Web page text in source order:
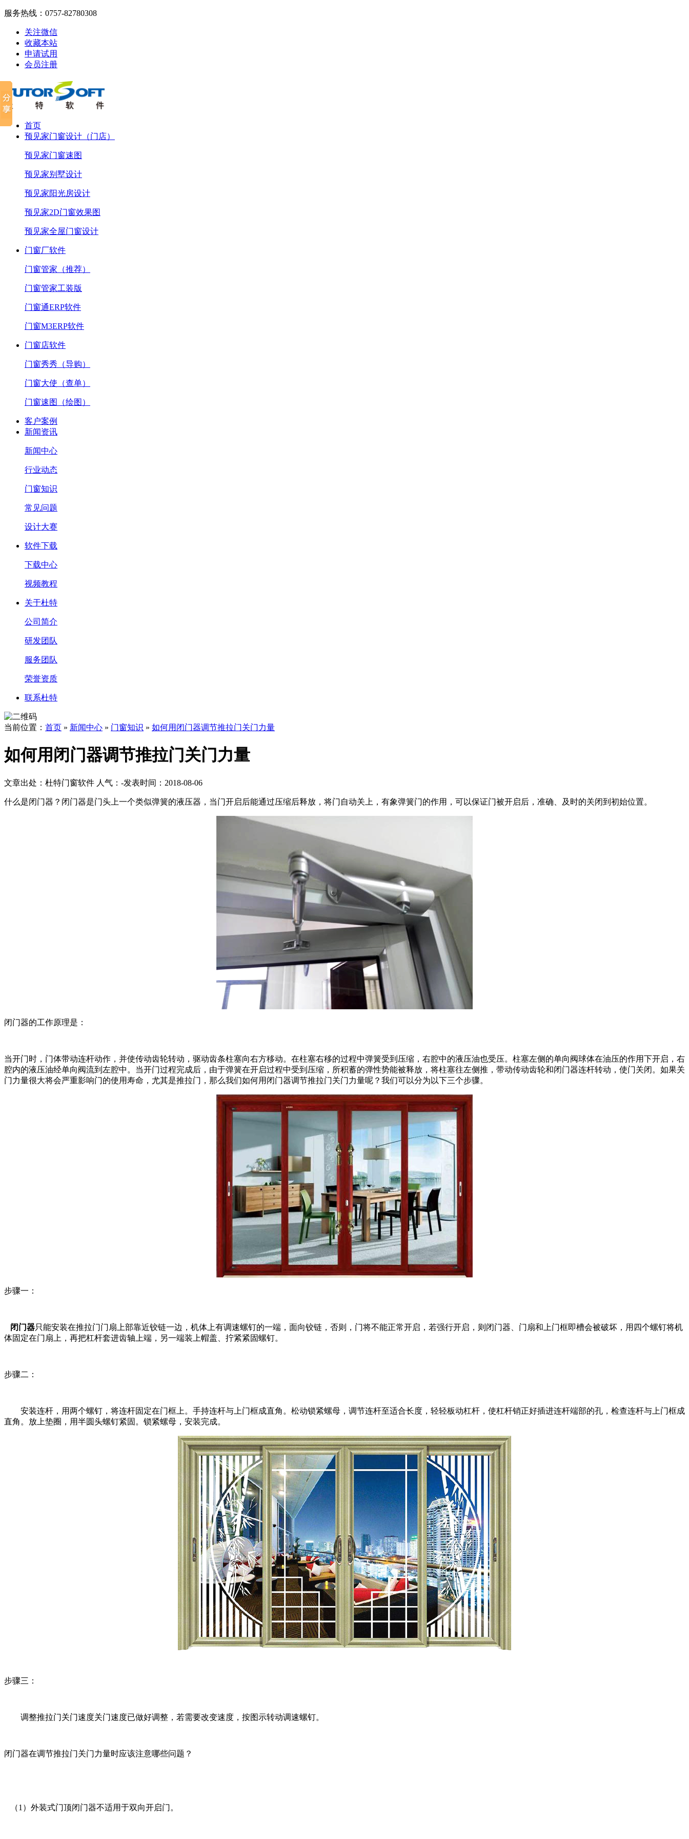
服务热线： 0757-82780308
关注微信
收藏本站
申请试用
会员注册
首页
预见家门窗设计（门店）
预见家门窗速图
预见家别墅设计
预见家阳光房设计
预见家2D门窗效果图
预见家全屋门窗设计
门窗厂软件
门窗管家（推荐）
门窗管家工装版
门窗通ERP软件
门窗M3ERP软件
门窗店软件
门窗秀秀（导购）
门窗大使（查单）
门窗速图（绘图）
客户案例
新闻资讯
新闻中心
行业动态
门窗知识
常见问题
设计大赛
软件下载
下载中心
视频教程
关于杜特
公司简介
研发团队
服务团队
荣誉资质
联系杜特
当前位置： 首页 » 新闻中心 » 门窗知识 » 如何用闭门器调节推拉门关门力量
如何用闭门器调节推拉门关门力量
文章出处：杜特门窗软件 人气： -发表时间：2018-08-06
什么是闭门器？闭门器是门头上一个类似弹簧的液压器，当门开启后能通过压缩后释放，将门自动关上，有象弹簧门的作用，可以保证门被开启后，准确、及时的关闭到初始位置。
闭门器的工作原理是：
当开门时，门体带动连杆动作，并使传动齿轮转动，驱动齿条柱塞向右方移动。在柱塞右移的过程中弹簧受到压缩，右腔中的液压油也受压。柱塞左侧的单向阀球体在油压的作用下开启，右
腔内的液压油经单向阀流到左腔中。当开门过程完成后，由于弹簧在开启过程中受到压缩，所积蓄的弹性势能被释放，将柱塞往左侧推，带动传动齿轮和闭门器连杆转动，使门关闭。如果关
门力量很大将会严重影响门的使用寿命，尤其是推拉门，那么我们如何用闭门器调节推拉门关门力量呢？我们可以分为以下三个步骤。
步骤一：
闭门器只能安装在推拉门门扇上部靠近铰链一边，机体上有调速螺钉的一端，面向铰链，否则，门将不能正常开启，若强行开启，则闭门器、门扇和上门框即槽会被破坏，用四个螺钉将机
体固定在门扇上，再把杠杆套进齿轴上端，另一端装上帽盖、拧紧紧固螺钉。
步骤二：
安装连杆，用两个螺钉，将连杆固定在门框上。手持连杆与上门框成直角。松动锁紧螺母，调节连杆至适合长度，轻轻板动杠杆，使杠杆销正好插进连杆端部的孔，检查连杆与上门框成
直角。放 上垫圈，用半圆头螺钉紧固。锁紧螺母，安装完成。
步骤三：
调整推拉门关门速度关门速度已做好调整，若需要改变速度，按图示转动调速螺钉。
闭门器在调节推拉门关门力量时应该注意哪些问题？
（1）外装式门顶闭门器不适用于双向开启门。